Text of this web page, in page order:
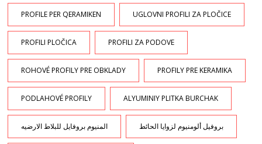
PROFILE PER QERAMIKEN UGLOVNI PROFILI ZA PLOČICE
PROFILI PLOČICA PROFILI ZA PODOVE
ROHOVÉ PROFILY PRE OBKLADY PROFILY PRE KERAMIKA
PODLAHOVÉ PROFILY ALYUMINIY PLITKA BURCHAK
المنيوم بروفايل للبلاط الارضيه بروفيل ألومنيوم لزوايا الحائط